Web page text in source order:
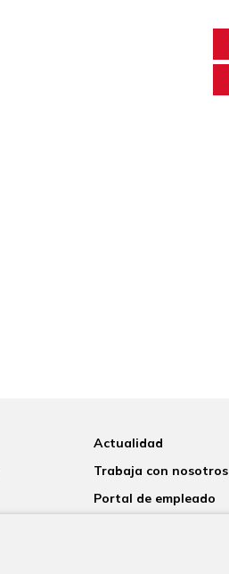
Actualidad
Trabaja con nosotros
Portal de empleado